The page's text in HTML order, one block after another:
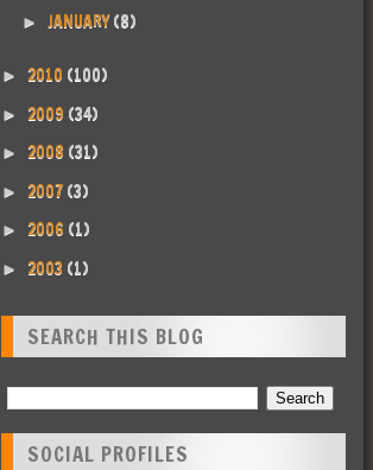
► JANUARY(8)
► 2010 (100)
► 2009 (34)
► 2008 (31)
► 2007 (3)
► 2006 (1)
► 2003 (1)
SEARCH THIS BLOG
SOCIAL PROFILES